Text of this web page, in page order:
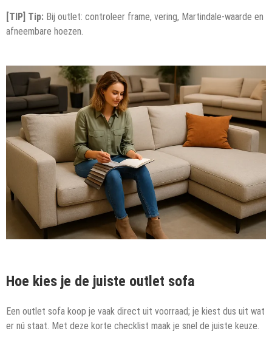
[TIP] Tip: Bij outlet: controleer frame, vering, Martindale-waarde en
afneembare hoezen.
Hoe kies je de juiste outlet sofa
Een outlet sofa koop je vaak direct uit voorraad; je kiest dus uit wat
er nú staat. Met deze korte checklist maak je snel de juiste keuze.